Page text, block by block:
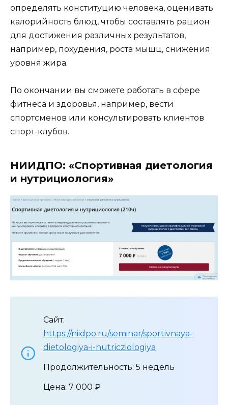
определять конституцию человека, оценивать
калорийность блюд, чтобы составлять рацион
для достижения различных результатов,
например, похудения, роста мышц, снижения
уровня жира.
По окончании вы сможете работать в сфере
фитнеса и здоровья, например, вести
спортсменов или консультировать клиентов
спорт-клубов.
НИИДПО: «Спортивная диетология
и нутрициология»
Сайт:
https://niidpo.ru/seminar/sportivnaya-
dietologiya-i-nutricziologiya
Продолжительность: 5 недель
Цена: 7 000 ₽